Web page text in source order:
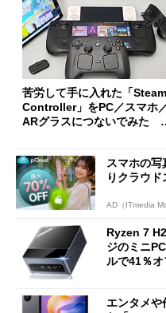
苦労して手に入れた「Steam
Controller」をPC／スマホ
ARグラスにつないでみた
スマホの
りクラウ
AD（ITmedia
Ryzen 7
ジのミニ
ルで41％
エンタメや